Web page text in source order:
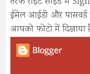
ईमेल आईडी और
आपको फोटो में दिखाया